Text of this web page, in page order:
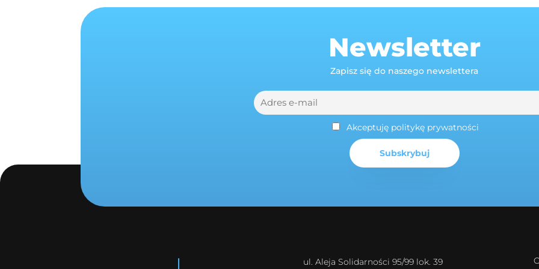
Newsletter
Zapisz się do naszego newslettera
Akceptuję politykę prywatności
ul. Aleja Solidarności 95/99 lok. 39